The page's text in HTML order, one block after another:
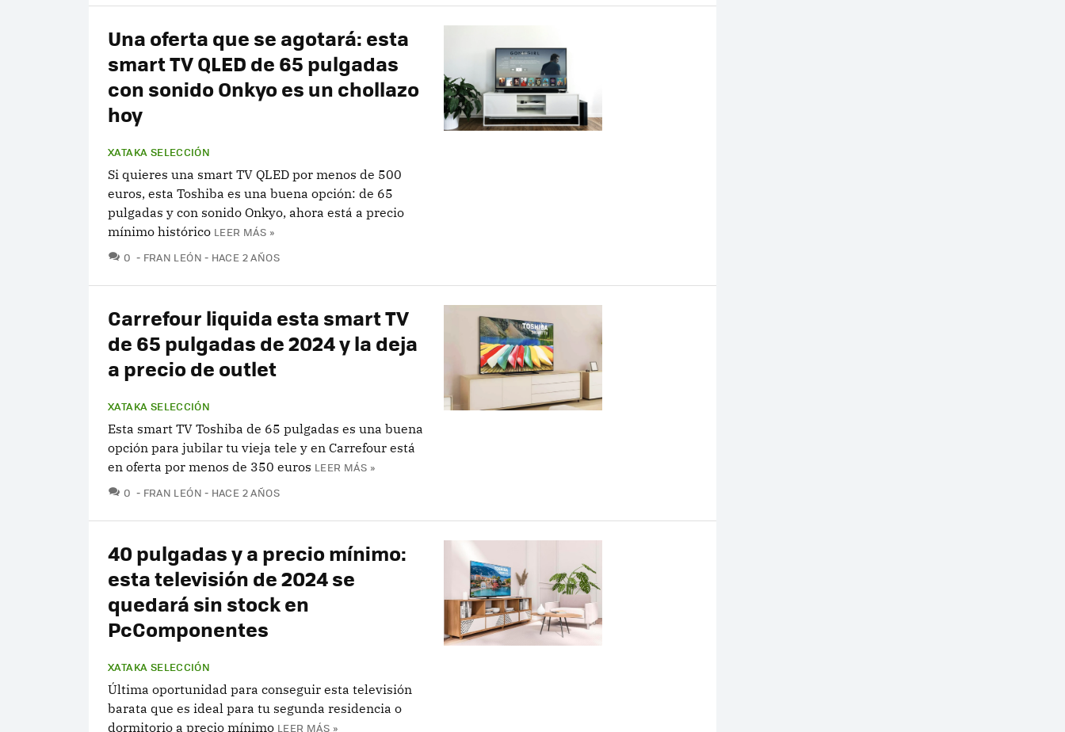
Una oferta que se agotará: esta
smart TV QLED de 65 pulgadas
con sonido Onkyo es un chollazo
hoy
XATAKA SELECCIÓN
Si quieres una smart TV QLED por menos de 500
euros, esta Toshiba es una buena opción: de 65
pulgadas y con sonido Onkyo, ahora está a precio
mínimo histórico LEER MÁS »
0 COMENTARIOS
FRAN LEÓN HACE 2 AÑOS
Carrefour liquida esta smart TV
de 65 pulgadas de 2024 y la deja
a precio de outlet
XATAKA SELECCIÓN
Esta smart TV Toshiba de 65 pulgadas es una buena
opción para jubilar tu vieja tele y en Carrefour está
en oferta por menos de 350 euros LEER MÁS »
0 COMENTARIOS
FRAN LEÓN HACE 2 AÑOS
40 pulgadas y a precio mínimo:
esta televisión de 2024 se
quedará sin stock en
PcComponentes
XATAKA SELECCIÓN
Última oportunidad para conseguir esta televisión
barata que es ideal para tu segunda residencia o
dormitorio a precio mínimo LEER MÁS »